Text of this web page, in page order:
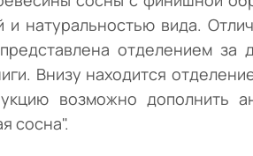
натуральностью вида.
отделением
Внизу находится
возможно
сосна".